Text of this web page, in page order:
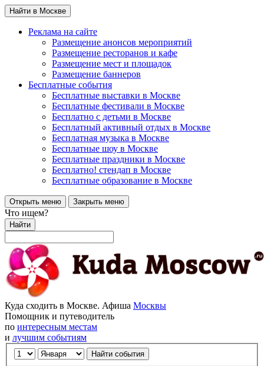
Найти в Москве
Реклама на сайте
Размещение анонсов мероприятий
Размещение ресторанов и кафе
Размещение мест и площадок
Размещение баннеров
Бесплатные события
Бесплатные выставки в Москве
Бесплатные фестивали в Москве
Бесплатно с детьми в Москве
Бесплатный активный отдых в Москве
Бесплатная музыка в Москве
Бесплатные шоу в Москве
Бесплатные праздники в Москве
Бесплатно! стендап в Москве
Бесплатные образование в Москве
Открыть меню Закрыть меню
Что ищем?
Найти
Куда сходить в Москве. Афиша Москвы
Помощник и путеводитель
по интересным местам
и лучшим событиям